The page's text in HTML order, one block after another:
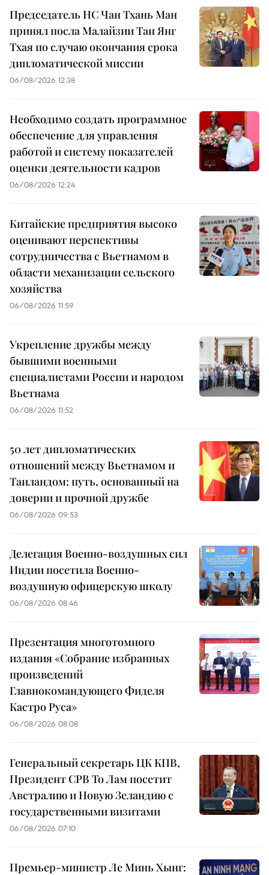
Председатель НС Чан Тхань Ман
принял посла Малайзии Тан Янг
Тхая по случаю окончания срока
дипломатической миссии
06/08/2026 12:38
Необходимо создать программное
обеспечение для управления
работой и систему показателей
оценки деятельности кадров
06/08/2026 12:24
Китайские предприятия высоко
оценивают перспективы
сотрудничества с Вьетнамом в
области механизации сельского
хозяйства
06/08/2026 11:59
Укрепление дружбы между
бывшими военными
специалистами России и народом
Вьетнама
06/08/2026 11:52
50 лет дипломатических
отношений между Вьетнамом и
Таиландом: путь, основанный на
доверии и прочной дружбе
06/08/2026 09:53
Делегация Военно-воздушных сил
Индии посетила Военно-
воздушную офицерскую школу
06/08/2026 08:46
Презентация многотомного
издания «Собрание избранных
произведений
Главнокомандующего Фиделя
Кастро Руса»
06/08/2026 08:08
Генеральный секретарь ЦК КПВ,
Президент СРВ То Лам посетит
Австралию и Новую Зеландию с
государственными визитами
06/08/2026 07:10
Премьер-министр Ле Минь Хынг: